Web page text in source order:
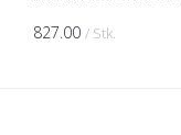
Wärmepumpengerät
Leiser Luftstrom -
827.00 / Stk.